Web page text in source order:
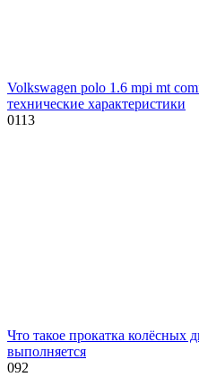
Volkswagen polo 1.6 mpi mt
технические характеристики
0113
Что такое прокатка колёсных
выполняется
092